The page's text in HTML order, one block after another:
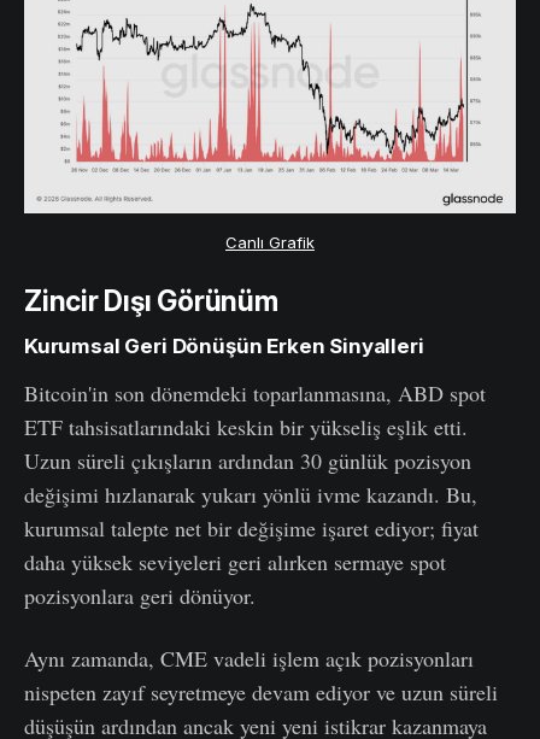
Canlı Grafik
Zincir Dışı Görünüm
Kurumsal Geri Dönüşün Erken Sinyalleri
Bitcoin'in son dönemdeki toparlanmasına, ABD spot
ETF tahsisatlarındaki keskin bir yükseliş eşlik etti.
Uzun süreli çıkışların ardından 30 günlük pozisyon
değişimi hızlanarak yukarı yönlü ivme kazandı. Bu,
kurumsal talepte net bir değişime işaret ediyor; fiyat
daha yüksek seviyeleri geri alırken sermaye spot
pozisyonlara geri dönüyor.
Aynı zamanda, CME vadeli işlem açık pozisyonları
nispeten zayıf seyretmeye devam ediyor ve uzun süreli
düşüşün ardından ancak yeni yeni istikrar kazanmaya